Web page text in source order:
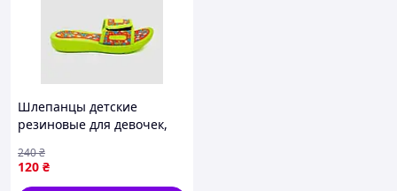
Шлепанцы детские
резиновые для девочек,
41
120 ₴
240₴